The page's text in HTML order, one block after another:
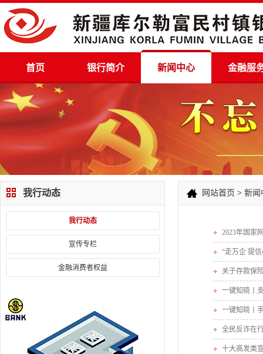
首页 银行简介 新闻中心 金融服
我行动态
我行动态
宣传专栏
金融消费者权益
网站首页 > 新闻
2023年国家
“走万企 提
关于存款保
一键知晓丨
一键知晓丨
全民反诈在
十大高发类